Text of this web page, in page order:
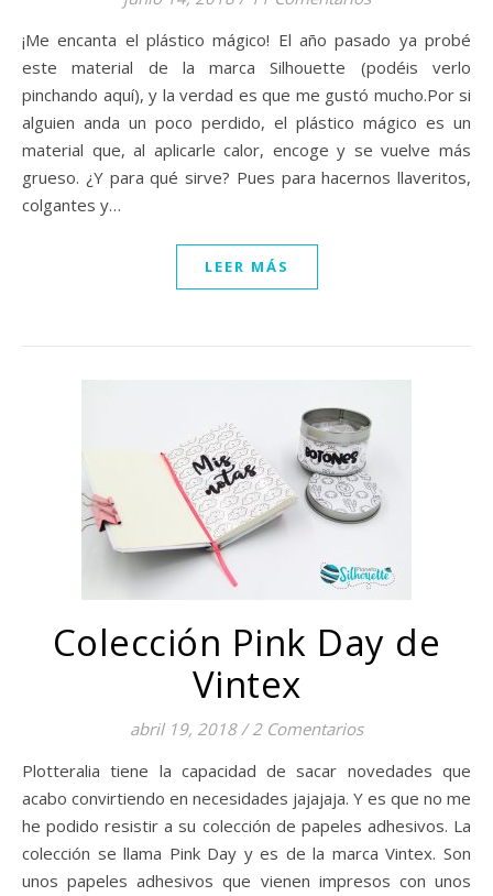
¡Me encanta el plástico mágico! El año pasado ya probé
este material de la marca Silhouette (podéis verlo
pinchando aquí), y la verdad es que me gustó mucho.Por si
alguien anda un poco perdido, el plástico mágico es un
material que, al aplicarle calor, encoge y se vuelve más
grueso. ¿Y para qué sirve? Pues para hacernos llaveritos,
colgantes y…
LEER MÁS
Colección Pink Day de
Vintex
abril 19, 2018 / 2 Comentarios
Plotteralia tiene la capacidad de sacar novedades que
acabo convirtiendo en necesidades jajajaja. Y es que no me
he podido resistir a su colección de papeles adhesivos. La
colección se llama Pink Day y es de la marca Vintex. Son
unos papeles adhesivos que vienen impresos con unos